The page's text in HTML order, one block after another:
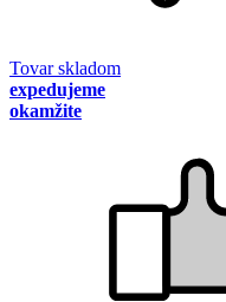
Tovar skladom
expedujeme
okamžite